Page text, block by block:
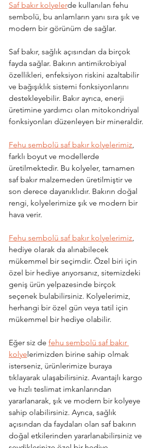
Saf bakır kolyelerde kullanılan fehu
sembolü, bu anlamların yanı sıra şık ve
modern bir görünüm de sağlar.
Saf bakır, sağlık açısından da birçok
fayda sağlar. Bakırın antimikrobiyal
özellikleri, enfeksiyon riskini azaltabilir
ve bağışıklık sistemi fonksiyonlarını
destekleyebilir. Bakır ayrıca, enerji
üretimine yardımcı olan mitokondriyal
fonksiyonları düzenleyen bir mineraldir.
Fehu sembolü saf bakır kolyelerimiz,
farklı boyut ve modellerde
üretilmektedir. Bu kolyeler, tamamen
saf bakır malzemeden üretilmiştir ve
son derece dayanıklıdır. Bakırın doğal
rengi, kolyelerimize şık ve modern bir
hava verir.
Fehu sembolü saf bakır kolyelerimiz,
hediye olarak da alınabilecek
mükemmel bir seçimdir. Özel biri için
özel bir hediye arıyorsanız, sitemizdeki
geniş ürün yelpazesinde birçok
seçenek bulabilirsiniz. Kolyelerimiz,
herhangi bir özel gün veya tatil için
mükemmel bir hediye olabilir.
Eğer siz de fehu sembolü saf bakır
kolyelerimizden birine sahip olmak
isterseniz, ürünlerimize buraya
tıklayarak ulaşabilirsiniz. Avantajlı kargo
ve hızlı teslimat imkanlarından
yararlanarak, şık ve modern bir kolyeye
sahip olabilirsiniz. Ayrıca, sağlık
açısından da faydaları olan saf bakırın
doğal etkilerinden yararlanabilirsiniz ve